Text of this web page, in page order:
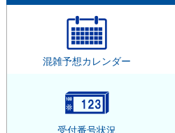
区役所フロアマップ
混雑予想カレンダー
受付番号状況